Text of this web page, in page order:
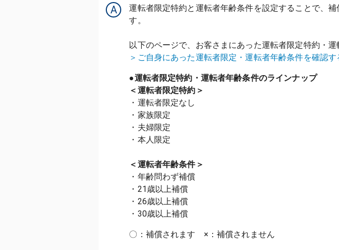
A
運転者限定特約と運転者年齢条件を設定することで、
す。
以下のページで、お客さまにあった運転者限定特約・運
＞ご自身にあった運転者限定・運転者年齢条件を確認す
●運転者限定特約・運転者年齢条件のラインナップ
＜運転者限定特約＞
・運転者限定なし
・家族限定
・夫婦限定
・本人限定
＜運転者年齢条件＞
・年齢問わず補償
・21歳以上補償
・26歳以上補償
・30歳以上補償
〇：補償されます ×：補償されません